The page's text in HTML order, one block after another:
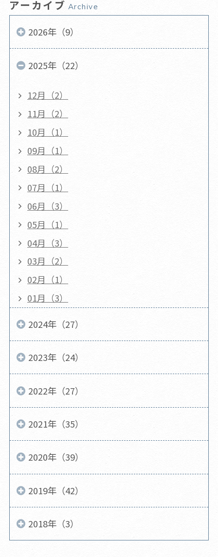
アーカイブ Archive
2026年（9）
2025年（22）
12月（2）
11月（2）
10月（1）
09月（1）
08月（2）
07月（1）
06月（3）
05月（1）
04月（3）
03月（2）
02月（1）
01月（3）
2024年（27）
2023年（24）
2022年（27）
2021年（35）
2020年（39）
2019年（42）
2018年（3）